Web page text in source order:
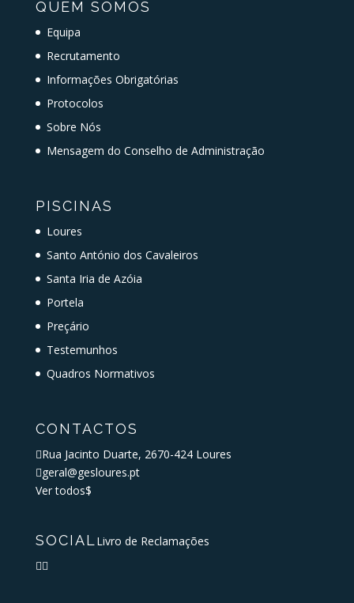
QUEM SOMOS
Equipa
Recrutamento
Informações Obrigatórias
Protocolos
Sobre Nós
Mensagem do Conselho de Administração
PISCINAS
Loures
Santo António dos Cavaleiros
Santa Iria de Azóia
Portela
Preçário
Testemunhos
Quadros Normativos
CONTACTOS
Rua Jacinto Duarte, 2670-424 Loures
geral@gesloures.pt
Ver todos$
SOCIAL

Livro de Reclamações